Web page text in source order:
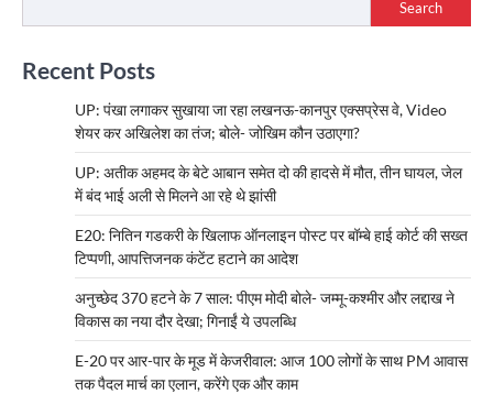
Search
Recent Posts
UP: पंखा लगाकर सुखाया जा रहा लखनऊ-कानपुर एक्सप्रेस वे, Video
शेयर कर अखिलेश का तंज; बोले- जोखिम कौन उठाएगा?
UP: अतीक अहमद के बेटे आबान समेत दो की हादसे में मौत, तीन घायल, जेल
में बंद भाई अली से मिलने आ रहे थे झांसी
E20: नितिन गडकरी के खिलाफ ऑनलाइन पोस्ट पर बॉम्बे हाई कोर्ट की सख्त
टिप्पणी, आपत्तिजनक कंटेंट हटाने का आदेश
अनुच्छेद 370 हटने के 7 साल: पीएम मोदी बोले- जम्मू-कश्मीर और लद्दाख ने
विकास का नया दौर देखा; गिनाईं ये उपलब्धि
E-20 पर आर-पार के मूड में केजरीवाल: आज 100 लोगों के साथ PM आवास
तक पैदल मार्च का एलान, करेंगे एक और काम